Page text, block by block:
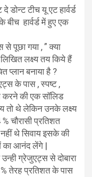
डोन्ट टीच यू एट हार्वर्ड
हार्वर्ड में हुए एक
से पूछा गया , ” क्या
लक्ष्य तय किये हैं
प्लान बनाया है ?
के पास , स्पष्ट ,
करने की एक सॉलिड
तो थे लेकिन उनके लक्ष्य
चौरासी प्रतिशत
थे सिवाय इसके की
का आनंद लेंगे |
ग्रेजुएट्स से दोबारा
% तेरह प्रतिशत के पास